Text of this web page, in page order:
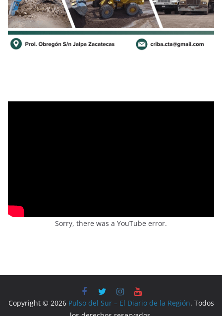
Sorry, there was a YouTube error.
Copyright © 2026 Pulso del Sur – El Diario de la Región. Todos